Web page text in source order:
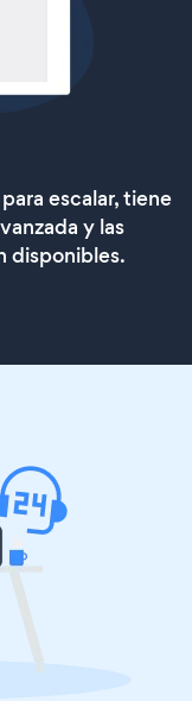
escalar, tiene
y las
disponibles.